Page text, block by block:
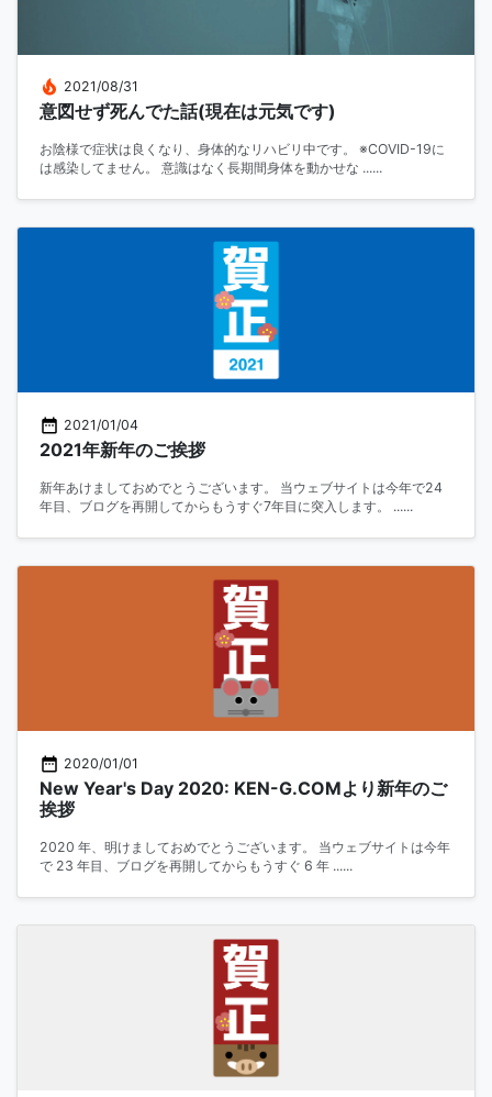
2021/08/31
意図せず死んでた話(現在は元気です)
お陰様で症状は良くなり、身体的なリハビリ中です。 ※COVID-19に
は感染してません。 意識はなく長期間身体を動かせな ......
2021/01/04
2021年新年のご挨拶
新年あけましておめでとうございます。 当ウェブサイトは今年で24
年目、ブログを再開してからもうすぐ7年目に突入します。 ......
2020/01/01
New Year's Day 2020: KEN-G.COMより新年のご
挨拶
2020 年、明けましておめでとうございます。 当ウェブサイトは今年
で 23 年目、ブログを再開してからもうすぐ 6 年 ......